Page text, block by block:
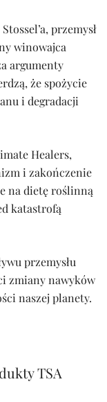
przemysł
winowajca
argumenty
że spożycie
i degradacji
Healers,
i zakończenie
na dietę roślinną
katastrofą
przemysłu
zmiany nawyków
naszej planety.
TSA